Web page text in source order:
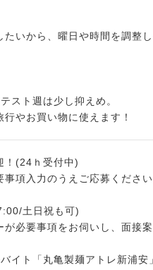
いから、曜日や時間を調整
スト週は少し抑えめ。
やお買い物に使えます！
！(24ｈ受付中)
項入力のうえご応募くださ
土日祝も可)
必要事項をお伺いし、面接
イト「丸亀製麺アトレ新浦安